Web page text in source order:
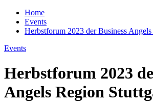
Home
Events
Herbstforum 2023 der Business
Events
Herbstforum 2023
Angels Region